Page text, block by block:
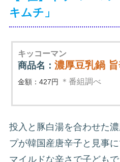
キムチ」
キッコーマン
商品名：濃厚豆乳鍋
金額：427円 ＊番組調べ
投入と豚白湯を合わせた
プが韓国産唐辛子と見事に
マイルドな辛さで子どもで